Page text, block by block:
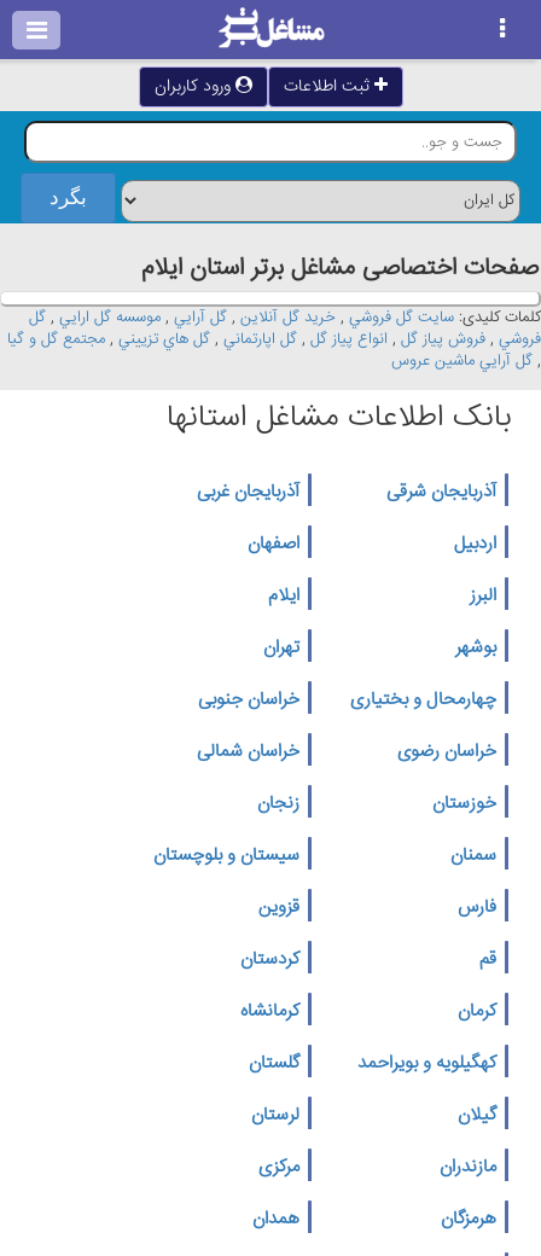
ثبت اطلاعات ورود کاربران
صفحات اختصاصی مشاغل برتر استان ايلام
کلمات کلیدی: سايت گل فروشي , خريد گل آنلاين , گل آرايي , موسسه گل ارايي , گل
فروشي , فروش پياز گل , انواع پياز گل , گل اپارتماني , گل هاي تزييني , مجتمع گل و گيا
, گل آرايي ماشين عروس
بانک اطلاعات مشاغل استانها
آذربایجان شرقی
آذربایجان غربی
اردبیل
اصفهان
البرز
ایلام
بوشهر
تهران
چهارمحال و بختیاری
خراسان جنوبی
خراسان رضوی
خراسان شمالی
خوزستان
زنجان
سمنان
سیستان و بلوچستان
فارس
قزوین
قم
کردستان
کرمان
کرمانشاه
کهگیلویه و بویراحمد
گلستان
گیلان
لرستان
مازندران
مرکزی
هرمزگان
همدان